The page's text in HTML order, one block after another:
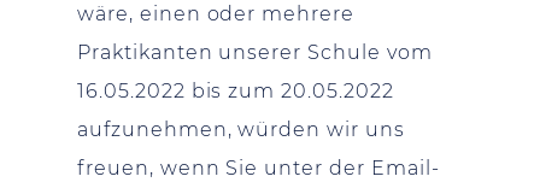
wäre, einen oder mehrere
Praktikanten unserer Schule vom
16.05.2022 bis zum 20.05.2022
aufzunehmen, würden wir uns
freuen, wenn Sie unter der Email-